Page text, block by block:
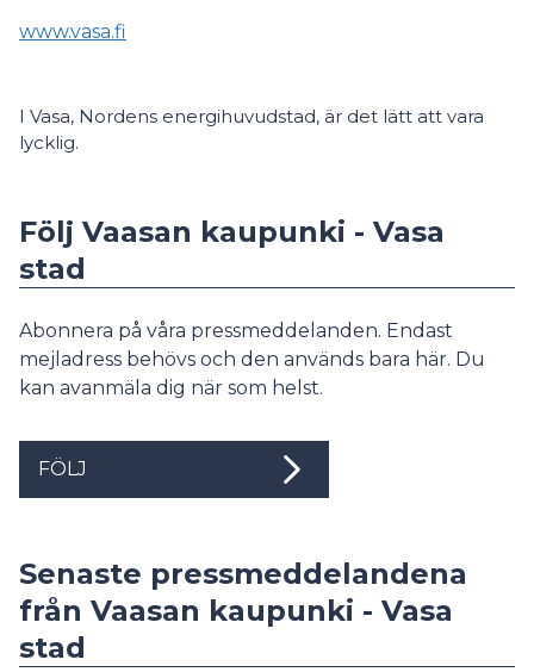
www.vasa.fi
I Vasa, Nordens energihuvudstad, är det lätt att vara
lycklig.
Följ Vaasan kaupunki - Vasa
stad
Abonnera på våra pressmeddelanden. Endast
mejladress behövs och den används bara här. Du
kan avanmäla dig när som helst.
FÖLJ
Senaste pressmeddelandena
från Vaasan kaupunki - Vasa
stad